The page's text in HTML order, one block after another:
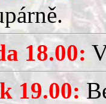
18.00:
19.00: